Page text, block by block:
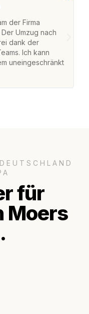
der Firma
Umzug nach
dank der
Ich kann
uneingeschränkt
für
Moers